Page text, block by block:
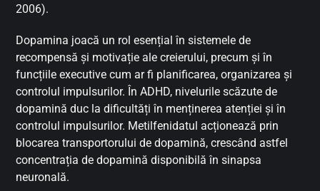
2006).
Dopamina joacă un rol esențial în sistemele de
recompensă și motivație ale creierului, precum și în
funcțiile executive cum ar fi planificarea, organizarea și
controlul impulsurilor. În ADHD, nivelurile scăzute de
dopamină duc la dificultăți în menținerea atenției și în
controlul impulsurilor. Metilfenidatul acționează prin
blocarea transportorului de dopamină, crescând astfel
concentrația de dopamină disponibilă în sinapsa
neuronală.